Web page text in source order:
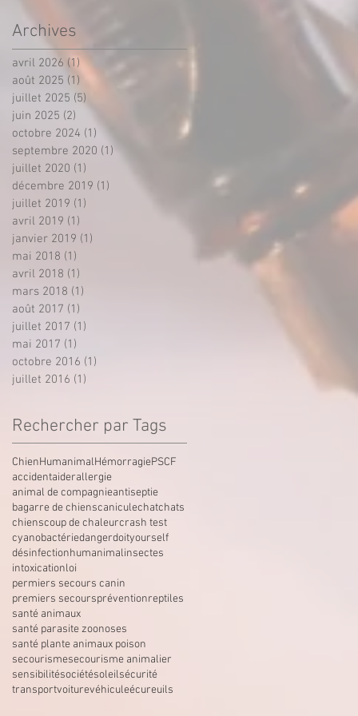
Archives
avril 2026 (1) 1 post
août 2025 (1)
juillet 2025 (5)
juin 2025 (2)
octobre 2024 (1)
septembre 2020 (1)
juillet 2020 (1)
décembre 2019 (1)
juillet 2019 (1)
avril 2019 (1)
janvier 2019 (1)
mai 2018 (1)
avril 2018 (1)
mars 2018 (1)
août 2017 (1)
juillet 2017 (1)
mai 2017 (1)
octobre 2016 (1)
juillet 2016 (1)
Rechercher par Tags
ChienHumanimalHémorragiePSCF
accidentaiderallergie
animal de compagnieantiseptie
bagarre de chienscaniculechatchats
chienscoup de chaleurcrash test
cyanobactériedangerdoityourself
désinfectionhumanimalinsectes
intoxicationloi
permiers secours canin
premiers secourspréventionreptiles
santé animaux
santé parasite zoonoses
santé plante animaux poison
secourismesecourisme animalier
sensibilitésociétésoleilsécurité
transportvoiturevéhiculeécureuils